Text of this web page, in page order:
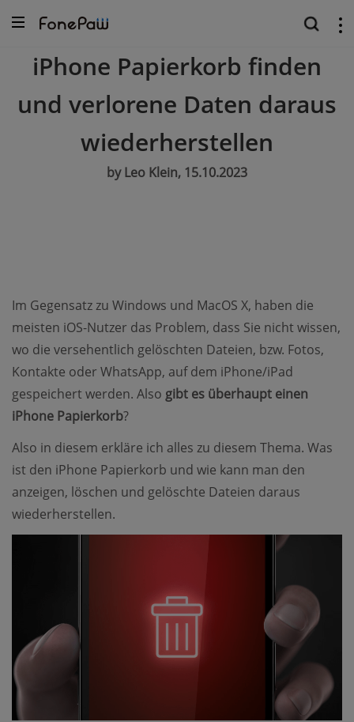
iPhone Papierkorb finden
und verlorene Daten daraus
wiederherstellen
by Leo Klein, 15.10.2023
Im Gegensatz zu Windows und MacOS X, haben die
meisten iOS-Nutzer das Problem, dass Sie nicht wissen,
wo die versehentlich gelöschten Dateien, bzw. Fotos,
Kontakte oder WhatsApp, auf dem iPhone/iPad
gespeichert werden. Also gibt es überhaupt einen
iPhone Papierkorb?
Also in diesem erkläre ich alles zu diesem Thema. Was
ist den iPhone Papierkorb und wie kann man den
anzeigen, löschen und gelöschte Dateien daraus
wiederherstellen.